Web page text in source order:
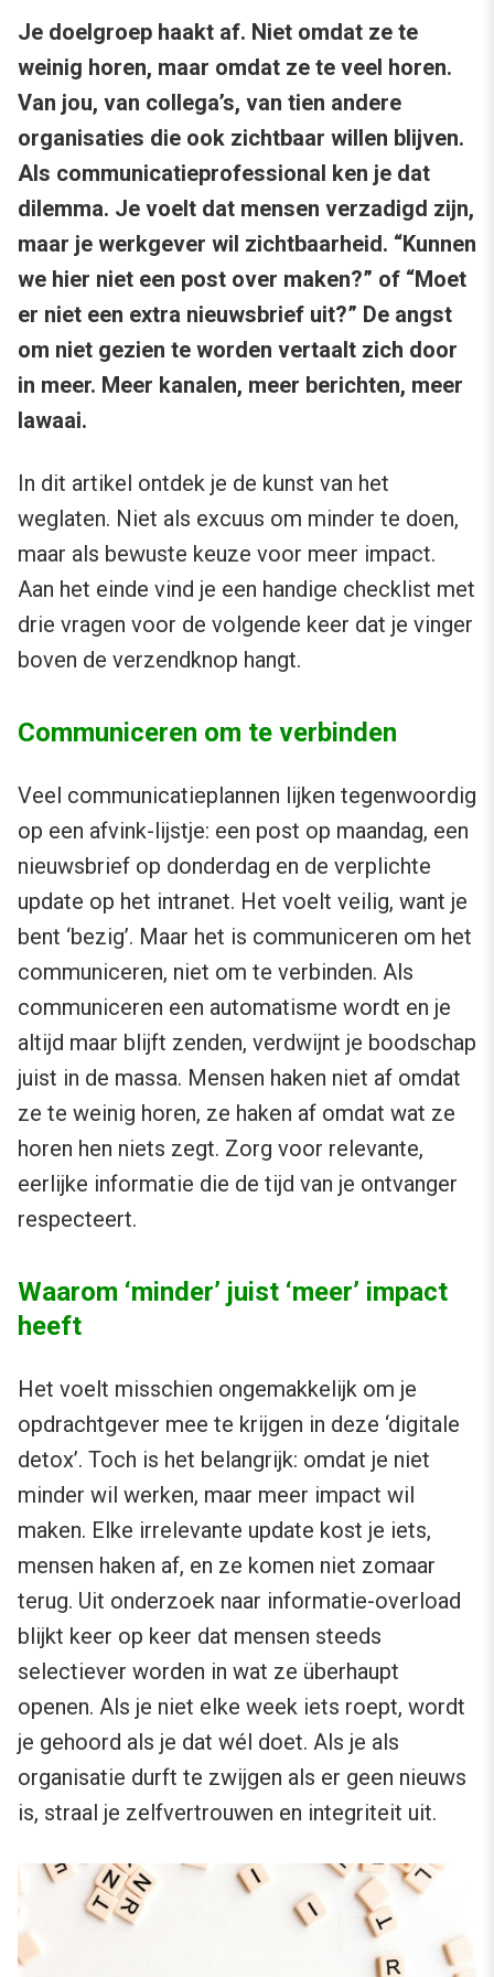
Je doelgroep haakt af. Niet omdat ze te
weinig horen, maar omdat ze te veel horen.
Van jou, van collega’s, van tien andere
organisaties die ook zichtbaar willen blijven.
Als communicatieprofessional ken je dat
dilemma. Je voelt dat mensen verzadigd zijn,
maar je werkgever wil zichtbaarheid. “Kunnen
we hier niet een post over maken?” of “Moet
er niet een extra nieuwsbrief uit?” De angst
om niet gezien te worden vertaalt zich door
in meer. Meer kanalen, meer berichten, meer
lawaai.
In dit artikel ontdek je de kunst van het
weglaten. Niet als excuus om minder te doen,
maar als bewuste keuze voor meer impact.
Aan het einde vind je een handige checklist met
drie vragen voor de volgende keer dat je vinger
boven de verzendknop hangt.
Communiceren om te verbinden
Veel communicatieplannen lijken tegenwoordig
op een afvink-lijstje: een post op maandag, een
nieuwsbrief op donderdag en de verplichte
update op het intranet. Het voelt veilig, want je
bent ‘bezig’. Maar het is communiceren om het
communiceren, niet om te verbinden. Als
communiceren een automatisme wordt en je
altijd maar blijft zenden, verdwijnt je boodschap
juist in de massa. Mensen haken niet af omdat
ze te weinig horen, ze haken af omdat wat ze
horen hen niets zegt. Zorg voor relevante,
eerlijke informatie die de tijd van je ontvanger
respecteert.
Waarom ‘minder’ juist ‘meer’ impact
heeft
Het voelt misschien ongemakkelijk om je
opdrachtgever mee te krijgen in deze ‘digitale
detox’. Toch is het belangrijk: omdat je niet
minder wil werken, maar meer impact wil
maken. Elke irrelevante update kost je iets,
mensen haken af, en ze komen niet zomaar
terug. Uit onderzoek naar informatie-overload
blijkt keer op keer dat mensen steeds
selectiever worden in wat ze überhaupt
openen. Als je niet elke week iets roept, wordt
je gehoord als je dat wél doet. Als je als
organisatie durft te zwijgen als er geen nieuws
is, straal je zelfvertrouwen en integriteit uit.